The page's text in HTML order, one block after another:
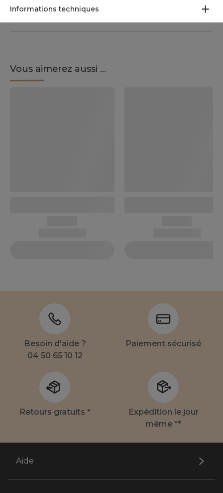
Informations techniques
Vous aimerez aussi ...
Besoin d'aide ?
04 50 65 10 12
Paiement sécurisé
Retours gratuits *
Expédition le jour
même **
Aide